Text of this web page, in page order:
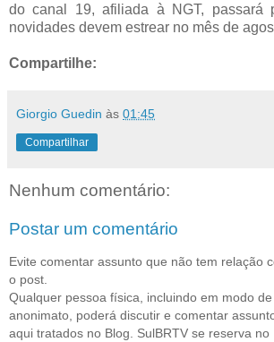
do canal 19, afiliada à NGT, passará
novidades devem estrear no mês de
Compartilhe:
Giorgio Guedin às 01:45
Compartilhar
Nenhum comentário:
Postar um comentário
Evite comentar assunto que não tem relação
o post.
Qualquer pessoa física, incluindo em modo de
anonimato, poderá discutir e comentar
aqui tratados no Blog. SulBRTV se reserva no